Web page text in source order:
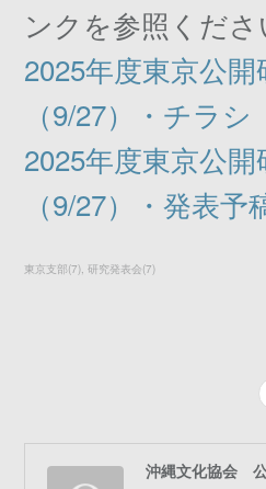
ンクを参照くださ
2025年度東京公
（9/27）・チラシ
2025年度東京公
（9/27）・発表予
東京支部(7) 研究発表会(7)
沖縄文化協会